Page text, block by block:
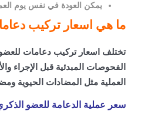
يمكن العودة في نفس يوم
ما هي اسعار تركيب
تختلف اسعار تركيب دعامات للعضو
الفحوصات المبدئية قبل الإجراء
العملية مثل المضادات الحيوية
سعر عملية الدعامة للعضو